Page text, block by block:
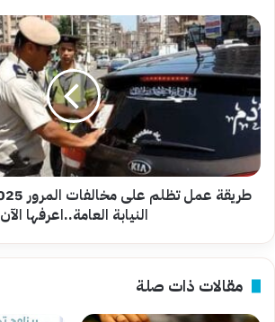
طريقة
عمل
تظلم
على
مخالفات
المرور
2025
من
خلال
موقع
الآن
النيابة العامة..اعرفها الآن
مقالات ذات صلة